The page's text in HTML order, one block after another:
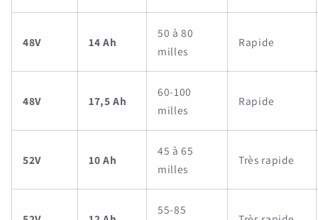
48V 14 Ah
50 à 80
milles
Rapide
48V 17,5 Ah
60-100
milles
Rapide
52V 10 Ah
45 à 65
milles
Très rapide
55-85